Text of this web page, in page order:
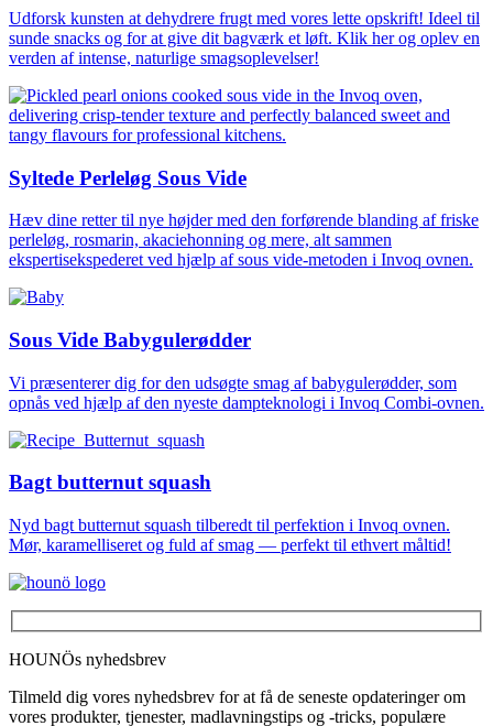
Udforsk kunsten at dehydrere frugt med vores lette opskrift! Ideel til
sunde snacks og for at give dit bagværk et løft. Klik her og oplev en
verden af intense, naturlige smagsoplevelser!
Syltede Perleløg Sous Vide
Hæv dine retter til nye højder med den forførende blanding af friske
perleløg, rosmarin, akaciehonning og mere, alt sammen
ekspertisekspederet ved hjælp af sous vide-metoden i Invoq ovnen.
Sous Vide Babygulerødder
Vi præsenterer dig for den udsøgte smag af babygulerødder, som
opnås ved hjælp af den nyeste dampteknologi i Invoq Combi-ovnen.
Bagt butternut squash
Nyd bagt butternut squash tilberedt til perfektion i Invoq ovnen.
Mør, karamelliseret og fuld af smag — perfekt til ethvert måltid!
HOUNÖs nyhedsbrev
Tilmeld dig vores nyhedsbrev for at få de seneste opdateringer om
vores produkter, tjenester, madlavningstips og -tricks, populære